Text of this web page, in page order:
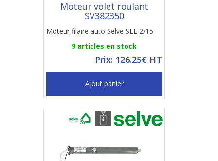
Moteur volet roulant
SV382350
Moteur filaire auto Selve SEE 2/15
9 articles en stock
Prix: 126.25€ HT
Ajout panier